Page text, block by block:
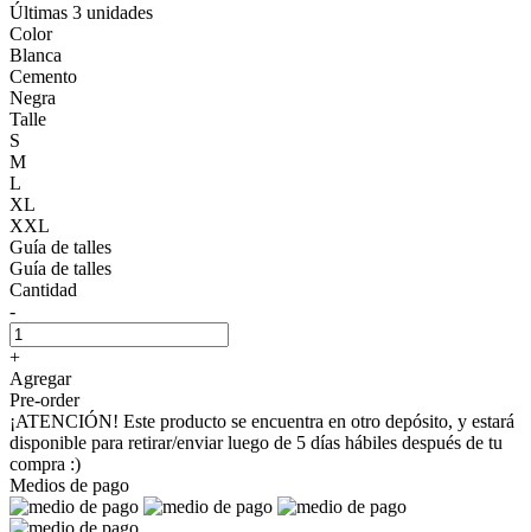
Últimas 3 unidades
Color
Blanca
Cemento
Negra
Talle
S
M
L
XL
XXL
Guía de talles
Guía de talles
Cantidad
-
+
Agregar
Pre-order
¡ATENCIÓN! Este producto se encuentra en otro depósito, y estará
disponible para retirar/enviar luego de 5 días hábiles después de tu
compra :)
Medios de pago